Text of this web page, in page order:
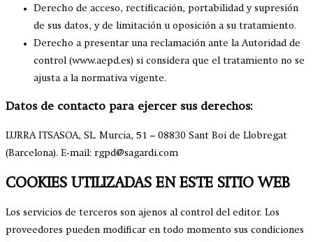
Derecho de acceso, rectificación, portabilidad y supresión
de sus datos, y de limitación u oposición a su tratamiento.
Derecho a presentar una reclamación ante la Autoridad de
control (www.aepd.es) si considera que el tratamiento no se
ajusta a la normativa vigente.
Datos de contacto para ejercer sus derechos:
LURRA ITSASOA, SL. Murcia, 51 – 08830 Sant Boi de Llobregat
(Barcelona). E-mail: rgpd@sagardi.com
COOKIES UTILIZADAS EN ESTE SITIO WEB
Los servicios de terceros son ajenos al control del editor. Los
proveedores pueden modificar en todo momento sus condiciones